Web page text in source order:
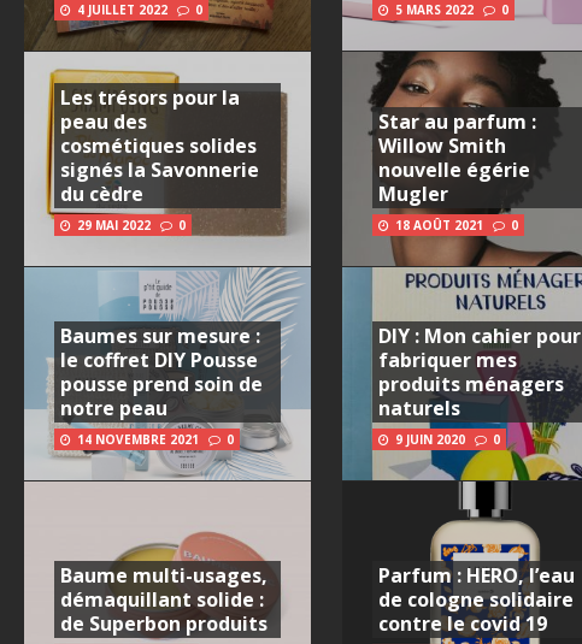
4 JUILLET 2022 0
Les trésors pour la
peau des
cosmétiques solides
signés la Savonnerie
du cèdre
29 MAI 2022 0
Baumes sur mesure :
le coffret DIY Pousse
pousse prend soin de
notre peau
14 NOVEMBRE 2021 0
Baume multi-usages,
démaquillant solide :
de Superbon produits
5 MARS 2022 0
Star au parfum :
Willow Smith
nouvelle égérie
Mugler
18 AOÛT 2021 0
DIY : Mon cahier pour
fabriquer mes
produits ménagers
naturels
9 JUIN 2020 0
Parfum : HERO, l’eau
de cologne solidaire
contre le covid 19